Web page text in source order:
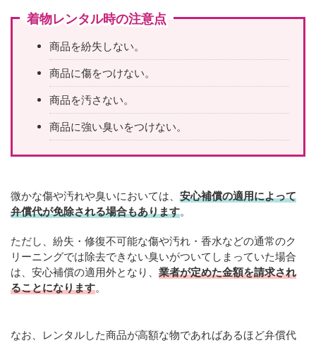
着物レンタル時の注意点
商品を紛失しない。
商品に傷をつけない。
商品を汚さない。
商品に強い臭いをつけない。
微かな傷や汚れや臭いにおいては、 安心補償の適用によって
弁償代が免除される場合もあります。
ただし、紛失・修復不可能な傷や汚れ・香水などの通常のク
リーニングでは除去できない臭いがついてしまっていた場合
は、安心補償の適用外となり、 業者が定めた金額を請求され
ることになります。
なお、レンタルした商品が高額な物であればあるほど弁償代